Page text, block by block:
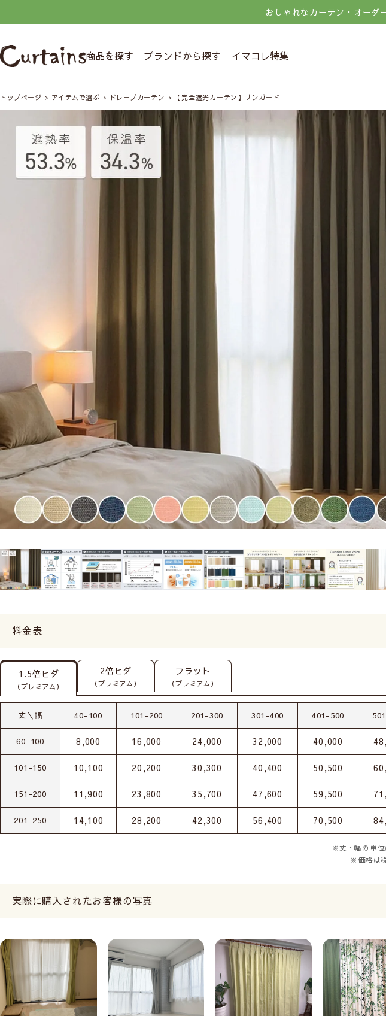
おしゃれなカーテン・オーダ
商品を探す ブランドから探す イマコレ特集
トップページ アイテムで選ぶ ドレープカーテン 【完全遮光カーテン】サンガード
料金表
1.5倍ヒダ
（プレミアム）
2倍ヒダ
（プレミアム）
フラット
（プレミアム）
丈＼幅 40-100 101-200 201-300 301-400 401-500
60-100 8,000 16,000 24,000 32,000 40,000
101-150 10,100 20,200 30,300 40,400 50,500
151-200 11,900 23,800 35,700 47,600 59,500
201-250 14,100 28,200 42,300 56,400 70,500
※丈・幅の単
※価格は
実際に購入されたお客様の写真